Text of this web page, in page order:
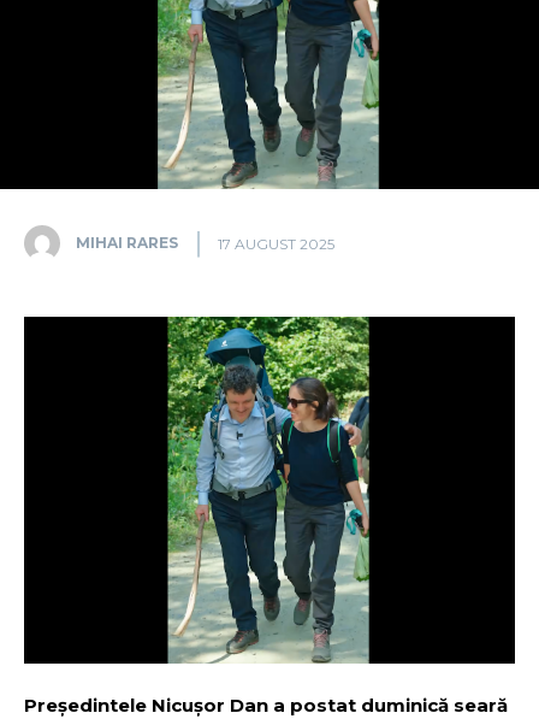
MIHAI RARES 17 AUGUST 2025
Președintele Nicușor Dan a postat duminică seară